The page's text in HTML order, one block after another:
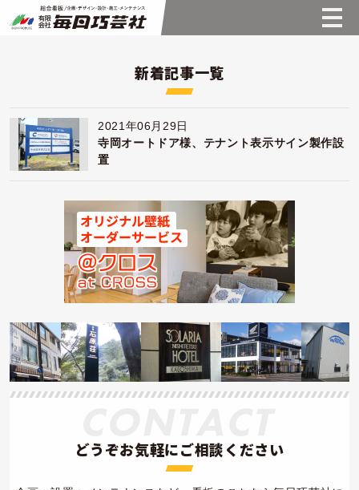
新着記事一覧
2021年06月29日
寺岡オートドア様、テナント表示サイン製作設
置
どうぞお気軽にご相談ください